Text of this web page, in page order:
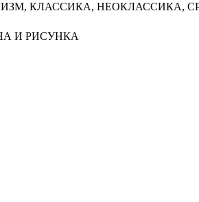
КЛАССИКА, НЕОКЛАССИКА,
И РИСУНКА